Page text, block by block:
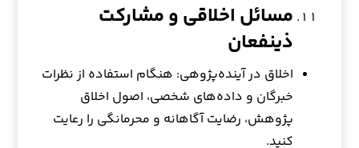
مسائل اخلاقی و مشارکت
ذینفعان
اخلاق در آینده‌پژوهی: هنگام استفاده از نظرات
خبرگان و داده‌های شخصی، اصول اخلاق
پژوهش، رضایت آگاهانه و محرمانگی را رعایت
کنید.